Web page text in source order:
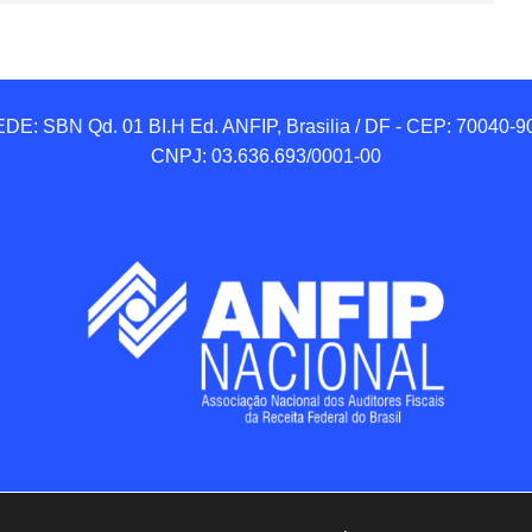
SBN Qd. 01 BI.H Ed. ANFIP, Brasilia / DF - CEP: 70040-
CNPJ: 03.636.693/0001-00